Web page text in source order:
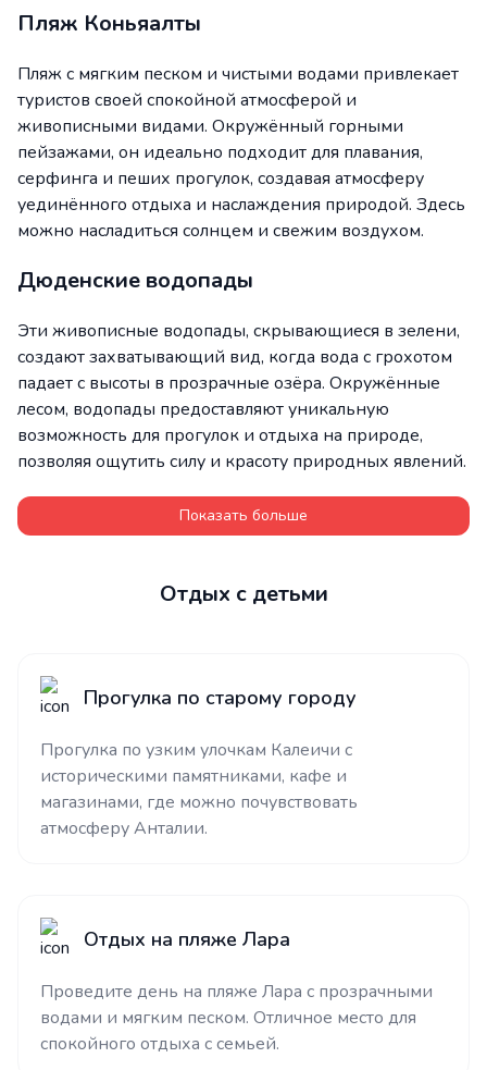
Пляж Коньяалты
Пляж с мягким песком и чистыми водами привлекает
туристов своей спокойной атмосферой и
живописными видами. Окружённый горными
пейзажами, он идеально подходит для плавания,
серфинга и пеших прогулок, создавая атмосферу
уединённого отдыха и наслаждения природой. Здесь
можно насладиться солнцем и свежим воздухом.
Дюденские водопады
Эти живописные водопады, скрывающиеся в зелени,
создают захватывающий вид, когда вода с грохотом
падает с высоты в прозрачные озёра. Окружённые
лесом, водопады предоставляют уникальную
возможность для прогулок и отдыха на природе,
позволяя ощутить силу и красоту природных явлений.
Показать больше
Отдых с детьми
Прогулка по старому городу
Прогулка по узким улочкам Калеичи с
историческими памятниками, кафе и
магазинами, где можно почувствовать
атмосферу Анталии.
Отдых на пляже Лара
Проведите день на пляже Лара с прозрачными
водами и мягким песком. Отличное место для
спокойного отдыха с семьей.